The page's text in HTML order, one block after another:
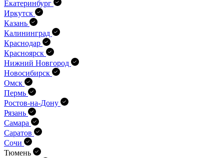
Екатеринбург
Иркутск
Казань
Калининград
Краснодар
Красноярск
Нижний Новгород
Новосибирск
Омск
Пермь
Ростов-на-Дону
Рязань
Самара
Саратов
Сочи
Тюмень